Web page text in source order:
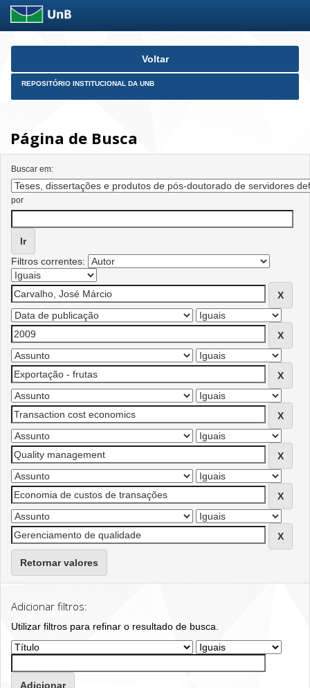
Skip
Voltar
REPOSITÓRIO INSTITUCIONAL DA UNB
Página de Busca
Buscar em:
por
Filtros correntes:
Retornar valores
Adicionar filtros:
Utilizar filtros para refinar o resultado de busca.